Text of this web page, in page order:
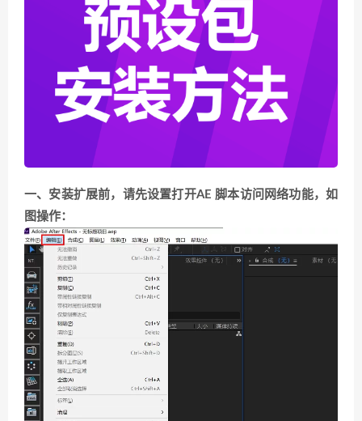
一、安装扩展前，请先设置打开AE 脚本访问网络功能，如
图操作：